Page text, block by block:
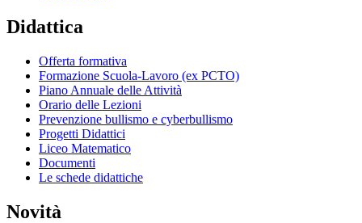
Didattica
Offerta formativa
Formazione Scuola-Lavoro (ex PCTO)
Piano Annuale delle Attività
Orario delle Lezioni
Prevenzione bullismo e cyberbullismo
Progetti Didattici
Liceo Matematico
Documenti
Le schede didattiche
Novità